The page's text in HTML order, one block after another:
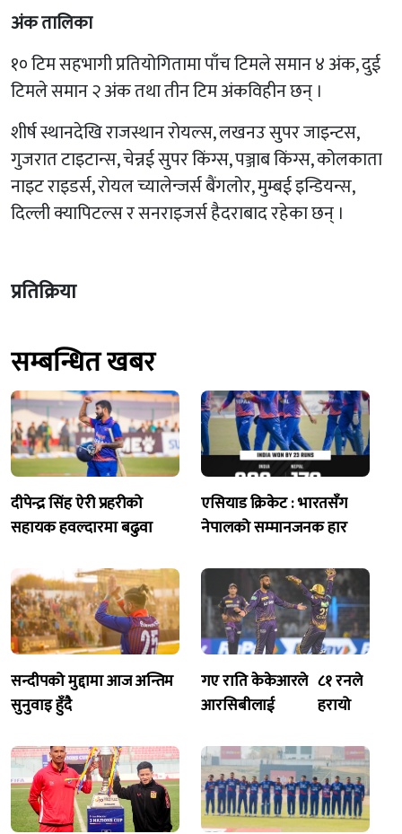
अंकतालिका
१० टिम सहभागी प्रतियोगितामा पाँच टिमले समान ४ अंक, दुई
टिमले समान २ अंक तथा तीन टिम अंकविहीन छन् ।
शीर्ष स्थानदेखि राजस्थान रोयल्स, लखनउ सुपर जाइन्टस,
गुजरात टाइटान्स, चेन्नई सुपर किंग्स, पञ्जाब किंग्स, कोलकाता
नाइट राइडर्स, रोयल च्यालेन्जर्स बैंगलोर, मुम्बई इन्डियन्स,
दिल्ली क्यापिटल्स र सनराइजर्स हैदराबाद रहेका छन् ।
प्रतिक्रिया
सम्बन्धित खबर
दीपेन्द्र सिंह ऐरी प्रहरीको
सहायक हवल्दारमा बढुवा
एसियाड क्रिकेट : भारतसँग
नेपालको सम्मानजनक हार
सन्दीपको मुद्दामा आज अन्तिम
सुनुवाइ हुँदै
गए राति केकेआरले
आरसिबीलाई
८१ रनले
हरायो